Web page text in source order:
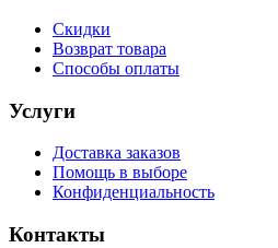
Скидки
Возврат товара
Способы оплаты
Услуги
Доставка заказов
Помощь в выборе
Конфиденциальность
Контакты